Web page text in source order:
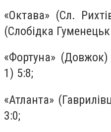
«Октава» (Сл.
(Слобідка
«Фортуна» (Довжок)
1) 5:8;
«Атланта»
3:0;